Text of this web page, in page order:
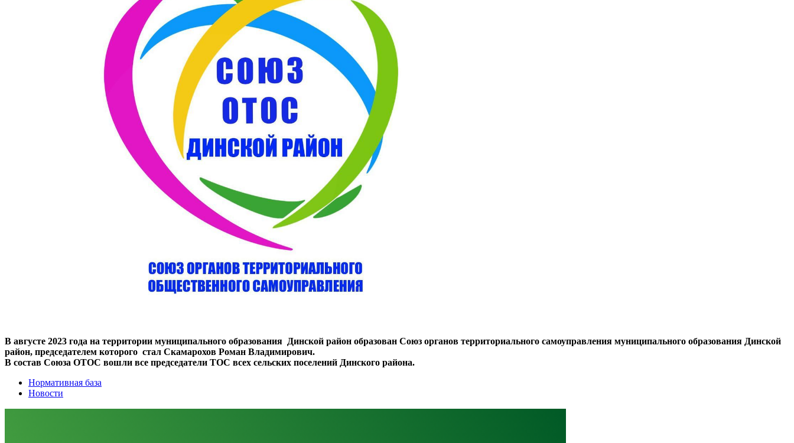
В августе 2023 года на территории муниципального образования Динской район образован Союз органов территориального самоуправления муниципального образования Динской
район, председателем которого стал Скамарохов Роман Владимирович.
В состав Союза ОТОС вошли все председатели ТОС всех сельских поселений Динского района.
Нормативная база
Новости